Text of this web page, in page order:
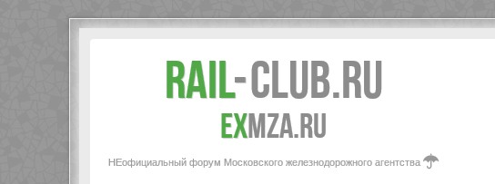
Rail-Club.RU
exMZA.RU
НЕофициальный форум Московского железнодорожного агентства